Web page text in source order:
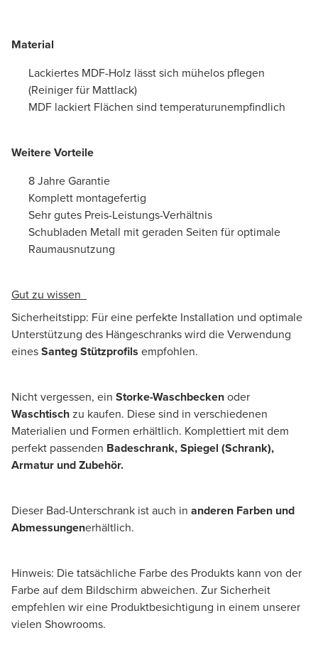
Material
Lackiertes MDF-Holz lässt sich mühelos pflegen
(Reiniger für Mattlack)
MDF lackiert Flächen sind temperaturunempfindlich
Weitere Vorteile
8 Jahre Garantie
Komplett montagefertig
Sehr gutes Preis-Leistungs-Verhältnis
Schubladen Metall mit geraden Seiten für optimale
Raumausnutzung
Gut zu wissen
Sicherheitstipp: Für eine perfekte Installation und optimale
Unterstützung des Hängeschranks wird die Verwendung
einesSanteg Stützprofils empfohlen.
Nicht vergessen, ein Storke-Waschbeckenoder
Waschtischzu kaufen. Diese sind in verschiedenen
Materialien und Formen erhältlich. Komplettiert mit dem
perfekt passenden Badeschrank, Spiegel (Schrank),
Armatur und Zubehör.
Dieser Bad-Unterschrank ist auch in anderen Farben und
Abmessungenerhältlich.
Hinweis: Die tatsächliche Farbe des Produkts kann von der
Farbe auf dem Bildschirm abweichen. Zur Sicherheit
empfehlen wir eine Produktbesichtigung in einem unserer
vielen Showrooms.